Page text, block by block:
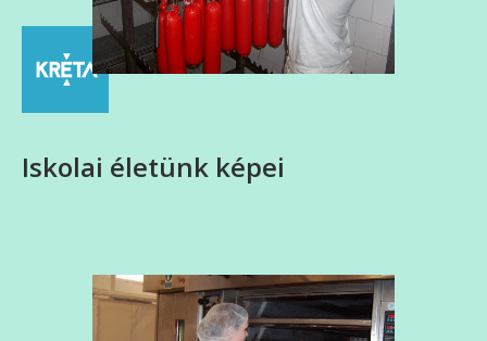
Iskolai életünk képei